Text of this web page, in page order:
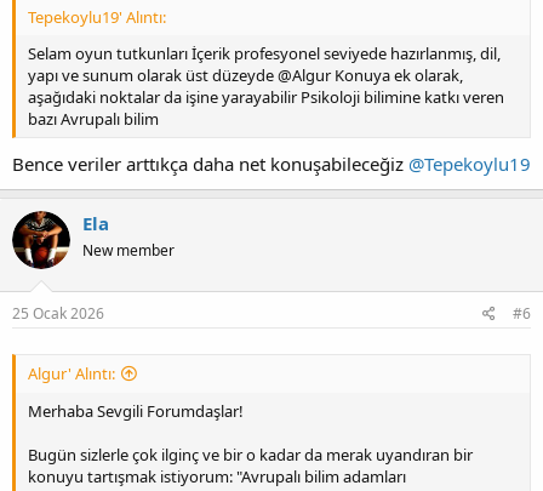
Tepekoylu19' Alıntı:
Selam oyun tutkunları İçerik profesyonel seviyede hazırlanmış, dil,
yapı ve sunum olarak üst düzeyde @Algur Konuya ek olarak,
aşağıdaki noktalar da işine yarayabilir Psikoloji bilimine katkı veren
bazı Avrupalı bilim
Bence veriler arttıkça daha net konuşabileceğiz @Tepekoylu19
Ela
New member
25 Ocak 2026 #6
Algur' Alıntı:
Merhaba Sevgili Forumdaşlar!
Bugün sizlerle çok ilginç ve bir o kadar da merak uyandıran bir
konuyu tartışmak istiyorum: "Avrupalı bilim adamları